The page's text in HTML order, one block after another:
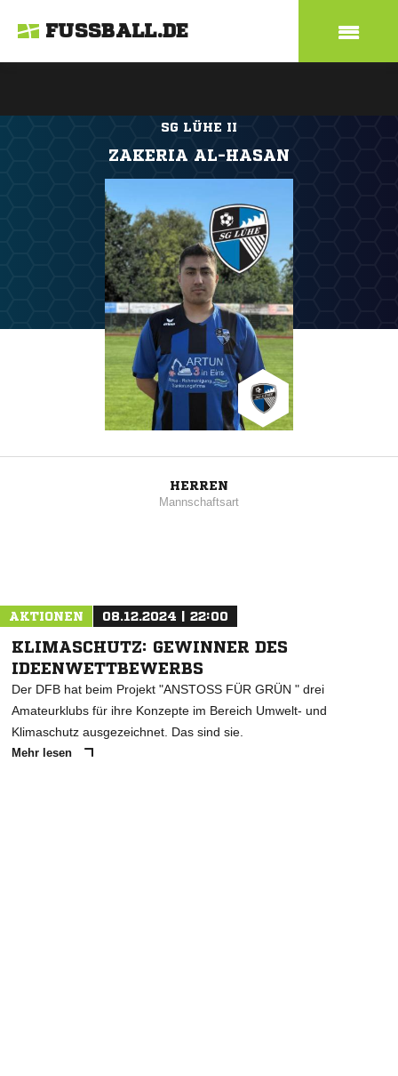
FUSSBALL.DE
SG LÜHE II
ZAKERIA AL-HASAN
HERREN
Mannschaftsart
AKTIONEN 08.12.2024 | 22:00
KLIMASCHUTZ: GEWINNER DES
IDEENWETTBEWERBS
Der DFB hat beim Projekt "ANSTOSS FÜR GRÜN " drei
Amateurklubs für ihre Konzepte im Bereich Umwelt- und
Klimaschutz ausgezeichnet. Das sind sie.
Mehr lesen